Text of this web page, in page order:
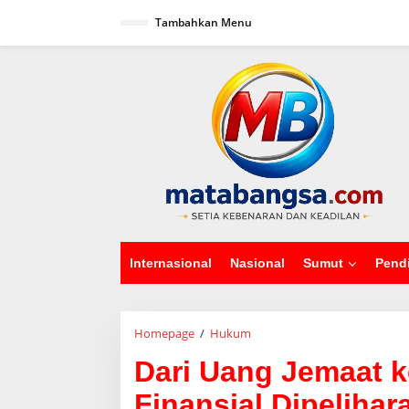
Tambahkan Menu
Internasional Nasional Sumut
Homepage / Hukum
r
i
U
Dari Uang Jemaat